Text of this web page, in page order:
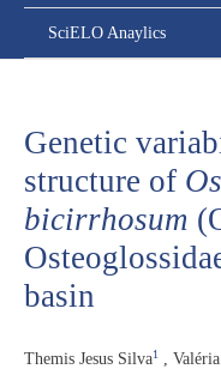
SciELO Anaylics
Genetic
structure of
bicirrhosum
basin
Themis Jesus Silva1